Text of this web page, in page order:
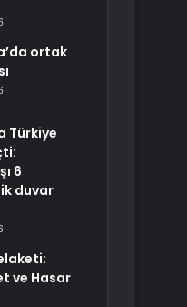
ortak
Türkiye
6
duvar
ve Hasar